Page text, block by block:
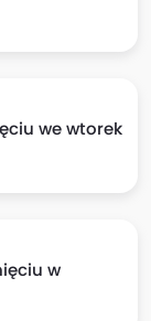
we wtorek
w